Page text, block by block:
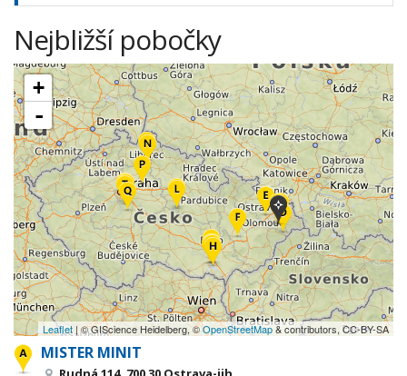
Nejbližší pobočky
+
-
Leaflet| © GIScience Heidelberg, ©OpenStreetMap& contributors, CC-BY-SA
MISTER MINIT